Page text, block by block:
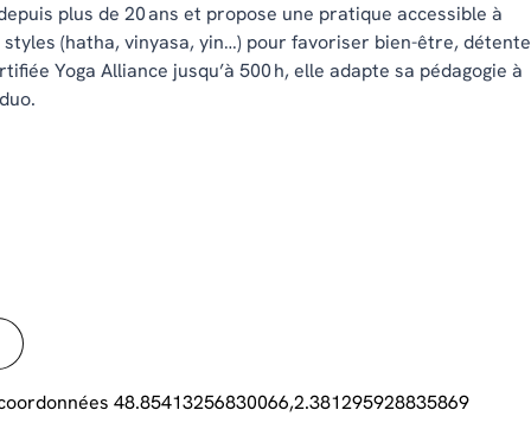
plus de 20 ans et propose une pratique accessible à
(hatha, vinyasa, yin…) pour favoriser bien-être, détente
Yoga Alliance jusqu’à 500 h, elle adapte sa pédagogie à